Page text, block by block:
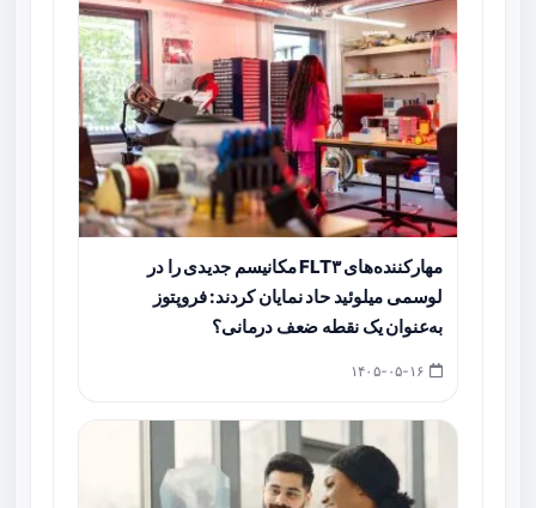
مهارکننده‌های FLT۳ مکانیسم جدیدی را در
لوسمی میلوئید حاد نمایان کردند: فروپتوز
به‌عنوان یک نقطه ضعف درمانی؟